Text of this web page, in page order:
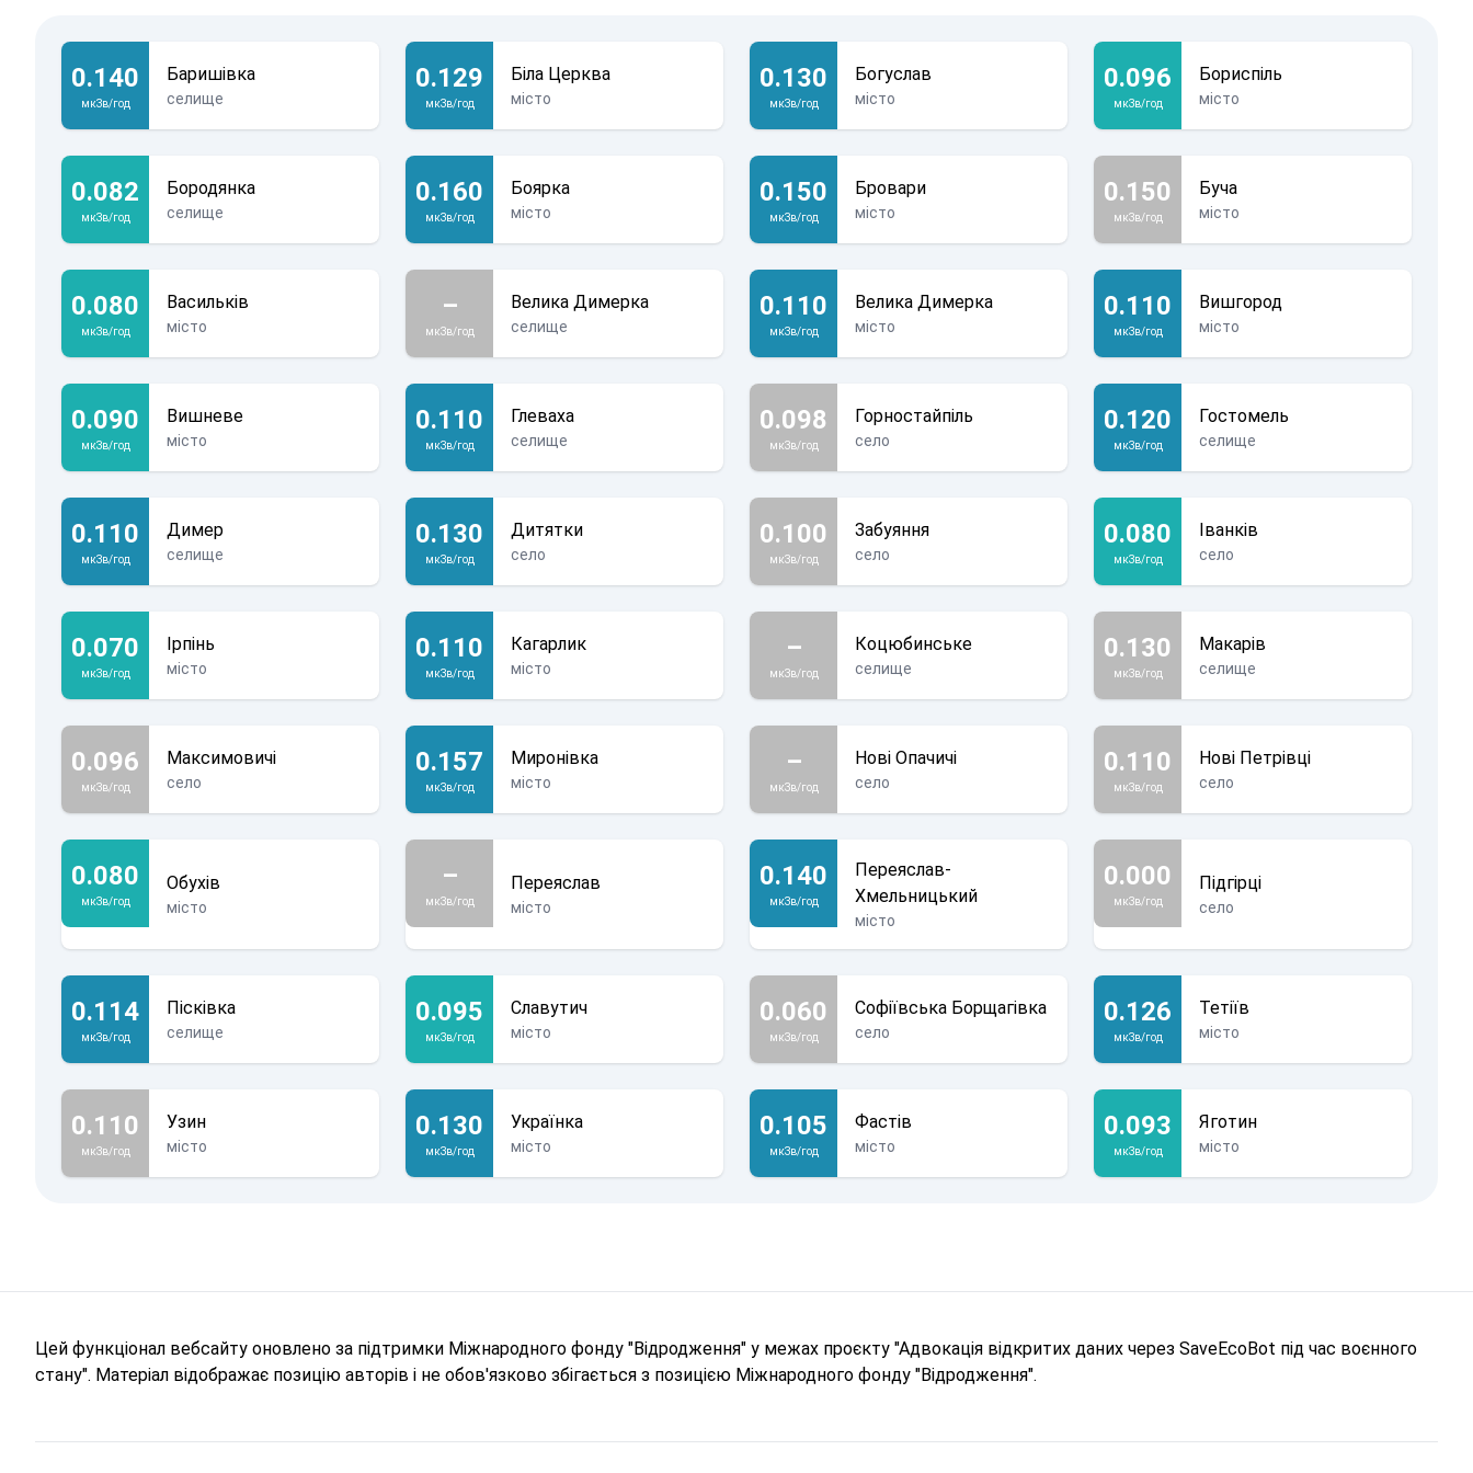
0.140
мкЗв/год
Баришівка
селище
0.129
мкЗв/год
Біла Церква
місто
0.130
мкЗв/год
Богуслав
місто
0.096
мкЗв/год
Бориспіль
місто
0.082
мкЗв/год
Бородянка
селище
0.160
мкЗв/год
Боярка
місто
0.150
мкЗв/год
Бровари
місто
0.150
мкЗв/год
Буча
місто
0.080
мкЗв/год
Васильків
місто
–
мкЗв/год
Велика Димерка
селище
0.110
мкЗв/год
Велика Димерка
місто
0.110
мкЗв/год
Вишгород
місто
0.090
мкЗв/год
Вишневе
місто
0.110
мкЗв/год
Глеваха
селище
0.098
мкЗв/год
Горностайпіль
село
0.120
мкЗв/год
Гостомель
селище
0.110
мкЗв/год
Димер
селище
0.130
мкЗв/год
Дитятки
село
0.100
мкЗв/год
Забуяння
село
0.080
мкЗв/год
Іванків
село
0.070
мкЗв/год
Ірпінь
місто
0.110
мкЗв/год
Кагарлик
місто
–
мкЗв/год
Коцюбинське
селище
0.130
мкЗв/год
Макарів
селище
0.096
мкЗв/год
Максимовичі
село
0.157
мкЗв/год
Миронівка
місто
–
мкЗв/год
Нові Опачичі
село
0.110
мкЗв/год
Нові Петрівці
село
0.080
мкЗв/год
Обухів
місто
–
мкЗв/год
Переяслав
місто
0.140
мкЗв/год
Переяслав-
Хмельницький
місто
0.000
мкЗв/год
Підгірці
село
0.114
мкЗв/год
Пісківка
селище
0.095
мкЗв/год
Славутич
місто
0.060
мкЗв/год
Софіївська Борщагівка
село
0.126
мкЗв/год
Тетіїв
місто
0.110
мкЗв/год
Узин
місто
0.130
мкЗв/год
Українка
місто
0.105
мкЗв/год
Фастів
місто
0.093
мкЗв/год
Яготин
місто
Цей функціонал вебсайту оновлено за підтримки Міжнародного фонду "Відродження" у межах проєкту "Адвокація відкритих даних через SaveEcoBot під час воєнного
стану". Матеріал відображає позицію авторів і не обов'язково збігається з позицією Міжнародного фонду "Відродження".